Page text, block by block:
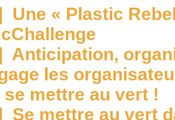
Une « Plastic
Anticipation,
les
mettre au vert !
Se mettre au vert